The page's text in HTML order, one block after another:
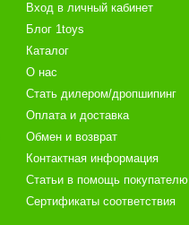
Вход в личный кабинет
Блог 1toys
Каталог
О нас
Стать дилером/дропшипинг
Оплата и доставка
Обмен и возврат
Контактная информация
Статьи в помощь покупателю
Сертификаты соответствия